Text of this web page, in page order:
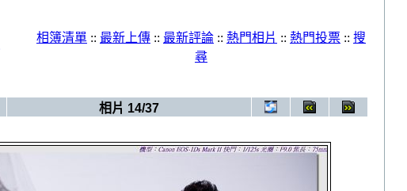
相簿清單 :: 最新上傳 :: 最新評論 :: 熱門相片 :: 熱門投票 :: 搜
尋
相片 14/37